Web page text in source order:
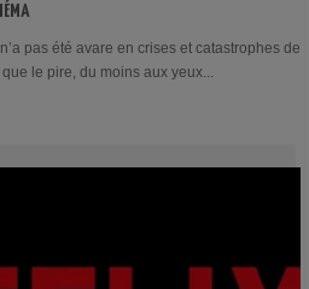
pas été avare en crises et catastrophes de
le pire, du moins aux yeux...